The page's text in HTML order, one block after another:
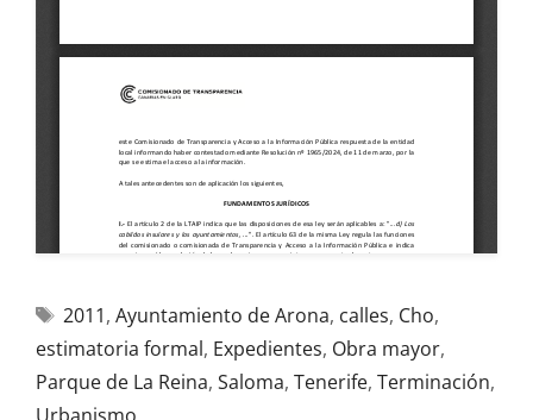
2011, Ayuntamiento de Arona, calles, Cho,
estimatoria formal, Expedientes, Obra mayor,
Parque de La Reina, Saloma, Tenerife, Terminación,